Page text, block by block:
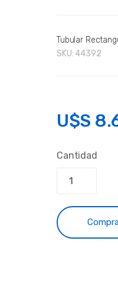
Tubular
SKU: 44392
U$S
Cantidad